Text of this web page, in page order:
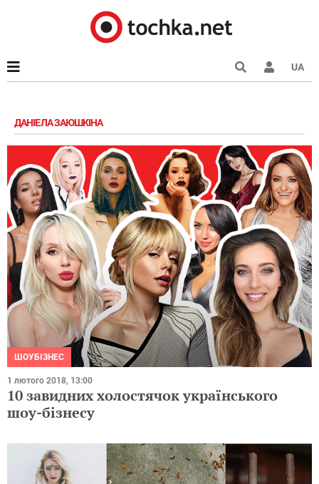
UA
ДАНІЕЛА ЗАЮШКІНА
ШОУБІЗНЕС
1 лютого 2018, 13:00
10 завидних холостячок українського
шоу-бізнесу